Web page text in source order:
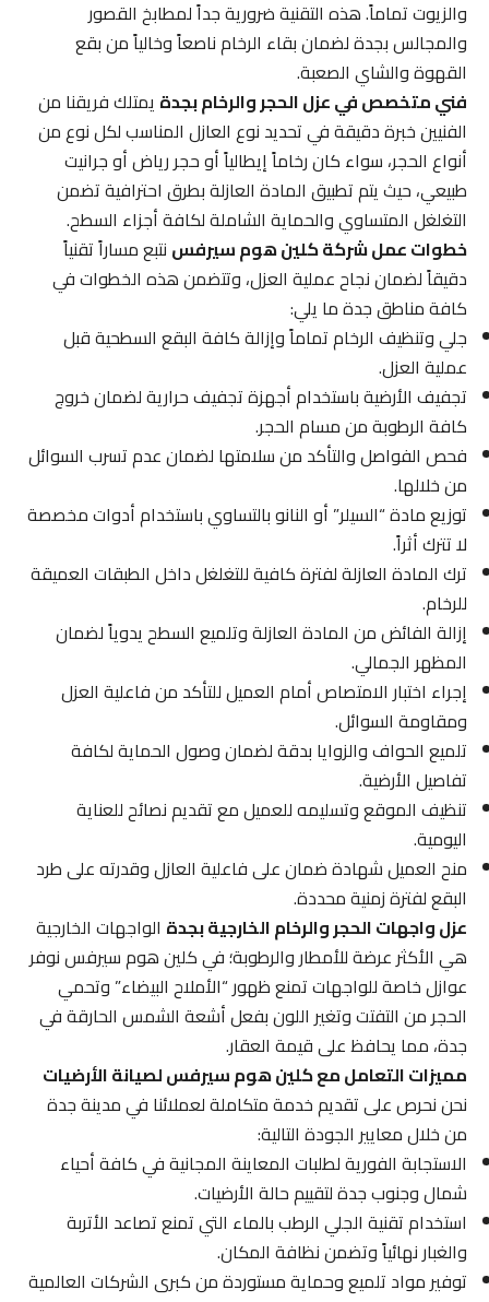
والزيوت تماماً. هذه التقنية ضرورية جداً لمطابخ القصور
والمجالس بجدة لضمان بقاء الرخام ناصعاً وخالياً من بقع
القهوة والشاي الصعبة.
فني متخصص في عزل الحجر والرخام بجدةيمتلك فريقنا من
الفنيين خبرة دقيقة في تحديد نوع العازل المناسب لكل نوع من
أنواع الحجر، سواء كان رخاماً إيطالياً أو حجر رياض أو جرانيت
طبيعي، حيث يتم تطبيق المادة العازلة بطرق احترافية تضمن
التغلغل المتساوي والحماية الشاملة لكافة أجزاء السطح.
خطوات عمل شركة كلين هوم سيرفسنتبع مساراً تقنياً
دقيقاً لضمان نجاح عملية العزل، وتتضمن هذه الخطوات في
كافة مناطق جدة ما يلي:
جلي وتنظيف الرخام تماماً وإزالة كافة البقع السطحية قبل
عملية العزل.
تجفيف الأرضية باستخدام أجهزة تجفيف حرارية لضمان خروج
كافة الرطوبة من مسام الحجر.
فحص الفواصل والتأكد من سلامتها لضمان عدم تسرب السوائل
من خلالها.
توزيع مادة “السيلر” أو النانو بالتساوي باستخدام أدوات مخصصة
لا تترك أثراً.
ترك المادة العازلة لفترة كافية للتغلغل داخل الطبقات العميقة
للرخام.
إزالة الفائض من المادة العازلة وتلميع السطح يدوياً لضمان
المظهر الجمالي.
إجراء اختبار الامتصاص أمام العميل للتأكد من فاعلية العزل
ومقاومة السوائل.
تلميع الحواف والزوايا بدقة لضمان وصول الحماية لكافة
تفاصيل الأرضية.
تنظيف الموقع وتسليمه للعميل مع تقديم نصائح للعناية
اليومية.
منح العميل شهادة ضمان على فاعلية العازل وقدرته على طرد
البقع لفترة زمنية محددة.
عزل واجهات الحجر والرخام الخارجية بجدةالواجهات الخارجية
هي الأكثر عرضة للأمطار والرطوبة؛ في كلين هوم سيرفس نوفر
عوازل خاصة للواجهات تمنع ظهور “الأملاح البيضاء” وتحمي
الحجر من التفتت وتغير اللون بفعل أشعة الشمس الحارقة في
جدة، مما يحافظ على قيمة العقار.
مميزات التعامل مع كلين هوم سيرفس لصيانة الأرضيات
نحن نحرص على تقديم خدمة متكاملة لعملائنا في مدينة جدة
من خلال معايير الجودة التالية:
الاستجابة الفورية لطلبات المعاينة المجانية في كافة أحياء
شمال وجنوب جدة لتقييم حالة الأرضيات.
استخدام تقنية الجلي الرطب بالماء التي تمنع تصاعد الأتربة
والغبار نهائياً وتضمن نظافة المكان.
توفير مواد تلميع وحماية مستوردة من كبرى الشركات العالمية